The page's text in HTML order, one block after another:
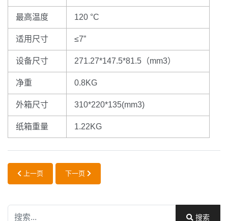
搜索
搜索
最高温度 120 °C
适用尺寸 ≤7”
设备尺寸 271.27*147.5*81.5（mm3）
净重 0.8KG
外箱尺寸 310*220*135(mm3)
纸箱重量 1.22KG
上一篇文章: CP-103中框分离机
上一页 下一篇文章: CP-150 15寸分离机
下一页